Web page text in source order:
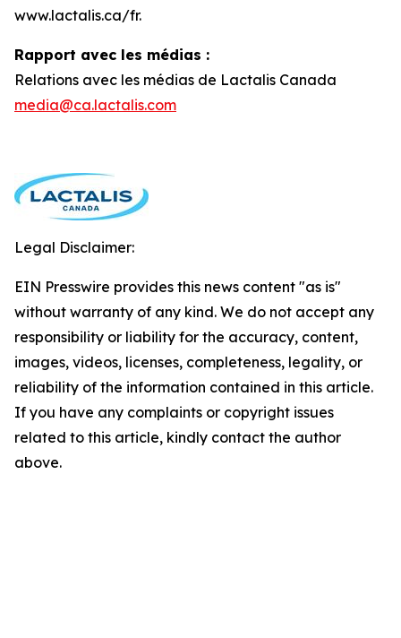
www.lactalis.ca/fr.
Rapport avec les médias :
Relations avec les médias de Lactalis Canada
media@ca.lactalis.com
Legal Disclaimer:
EIN Presswire provides this news content "as is"
without warranty of any kind. We do not accept any
responsibility or liability for the accuracy, content,
images, videos, licenses, completeness, legality, or
reliability of the information contained in this article.
If you have any complaints or copyright issues
related to this article, kindly contact the author
above.